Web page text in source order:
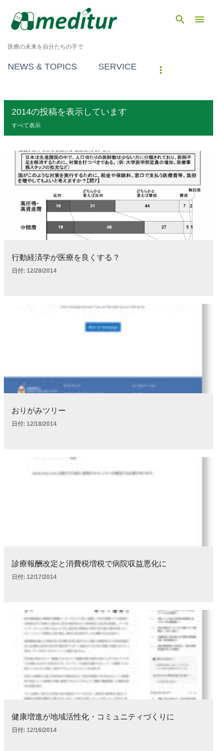
スキップしてメイン コンテンツに移動
医療の未来を自分たちの手で
NEWS & TOPICS SERVICE
2014の投稿を表示しています
すべて表示
行動経済学が医療を良くする？
日付: 12/28/2014
おりがみツリー
日付: 12/18/2014
診療報酬改定と消費税増税で病院収益悪化に
日付: 12/17/2014
健康増進が地域活性化・コミュニティづくりに
日付: 12/16/2014